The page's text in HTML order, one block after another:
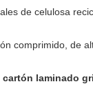
de celulosa
comprimido, de
cartón laminado